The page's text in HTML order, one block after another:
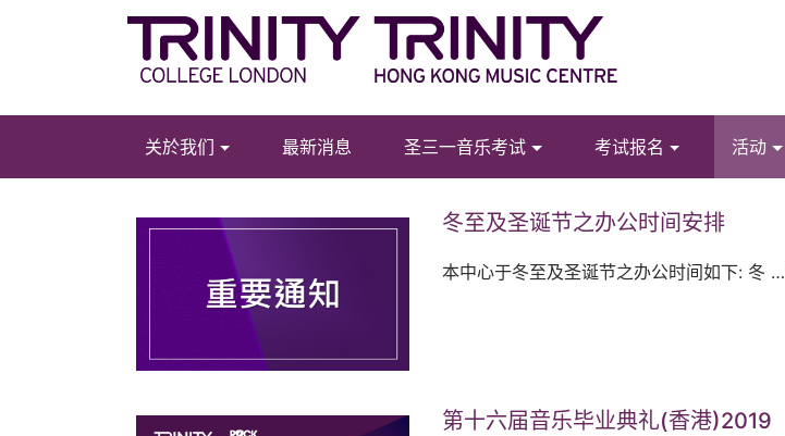
关於我们 最新消息 圣三一音乐考试 考试报名 活动
冬至及圣诞节之办公时间安排
本中心于冬至及圣诞节之办公时间如下: 冬 …
第十六届音乐毕业典礼(香港)2019